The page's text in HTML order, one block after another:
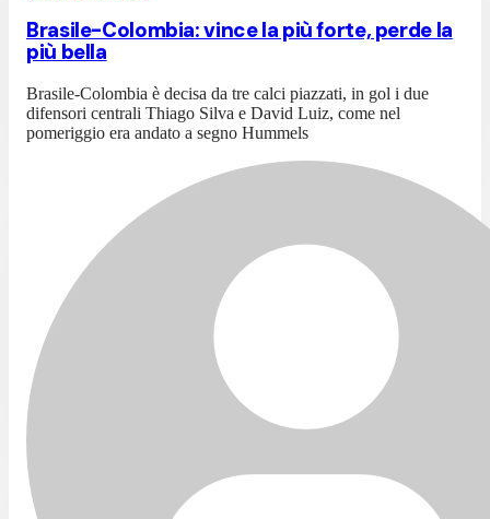
Brasile-Colombia: vince la più forte, perde la
più bella
Brasile-Colombia è decisa da tre calci piazzati, in gol i due
difensori centrali Thiago Silva e David Luiz, come nel
pomeriggio era andato a segno Hummels